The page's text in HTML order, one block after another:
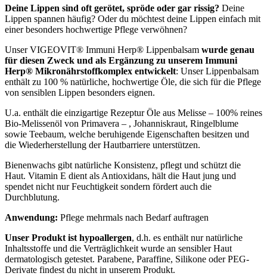
Deine Lippen sind oft gerötet, spröde oder gar rissig? Deine
Lippen spannen häufig? Oder du möchtest deine Lippen einfach mit
einer besonders hochwertige Pflege verwöhnen?
Unser VIGEOVIT® Immuni Herp® Lippenbalsam wurde genau
für diesen Zweck und als Ergänzung zu unserem Immuni
Herp® Mikronährstoff­komplex entwickelt: Unser Lippenbalsam
enthält zu 100 % natürliche, hochwertige Öle, die sich für die Pflege
von sensiblen Lippen besonders eignen.
U.a. enthält die einzigartige Rezeptur Öle aus Melisse – 100% reines
Bio-Melissenöl von Primavera – , Johanniskraut, Ringelblume
sowie Teebaum, welche beruhigende Eigenschaften besitzen und
die Wiederherstellung der Hautbarriere unterstützen.
Bienenwachs gibt natürliche Konsistenz, pflegt und schützt die
Haut. Vitamin E dient als Antioxidans, hält die Haut jung und
spendet nicht nur Feuchtigkeit sondern fördert auch die
Durchblutung.
Anwendung: Pflege mehrmals nach Bedarf auftragen
Unser Produkt ist hypoallergen, d.h. es enthält nur natürliche
Inhaltsstoffe und die Verträglichkeit wurde an sensibler Haut
dermatologisch getestet. Parabene, Paraffine, Silikone oder PEG-
Derivate findest du nicht in unserem Produkt.